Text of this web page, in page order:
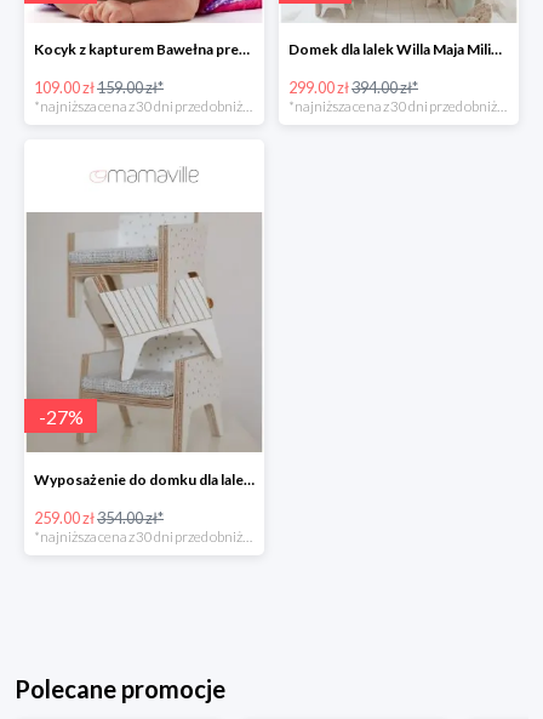
Kocyk z kapturem Bawełna premium MI BEBE -31%
109.00 zł159.00 zł*
*najniższa cena z 30 dni przed obniżką
Domek dla lalek Willa Maja Milin -24%
299.00 zł394.00 zł*
*najniższa cena z 30 dni przed obniżką
-27%
Wyposażenie do domku dla lalek Milin -26%
259.00 zł354.00 zł*
Polecane promocje